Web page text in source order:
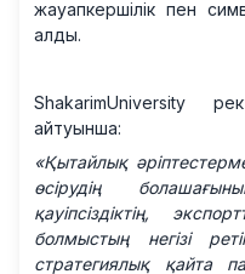
жауапкершілік пен
алды.
ShakarimUniversity
айтуынша:
«Қытайлық
өсірудің
қауіпсіздіктің,
болмыстың негізі
стратегиялық қайта